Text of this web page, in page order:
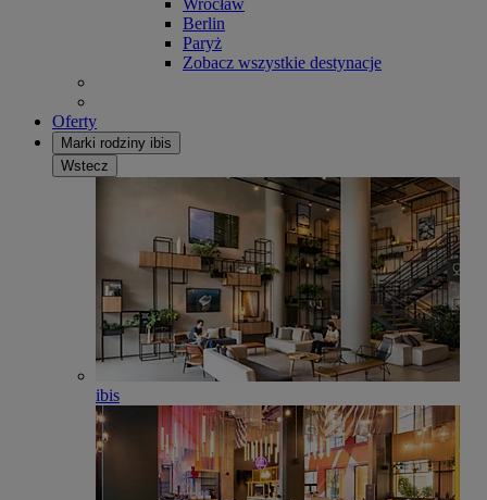
Wrocław
Berlin
Paryż
Zobacz wszystkie destynacje
Oferty
Marki rodziny ibis
Wstecz
ibis